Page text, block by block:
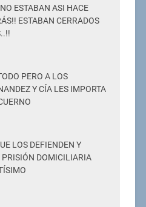
ESTABAN ASI HACE
ESTABAN CERRADOS
PERO A LOS
Y CÍA LES IMPORTA
LOS DEFIENDEN Y
PRISIÓN DOMICILIARIA